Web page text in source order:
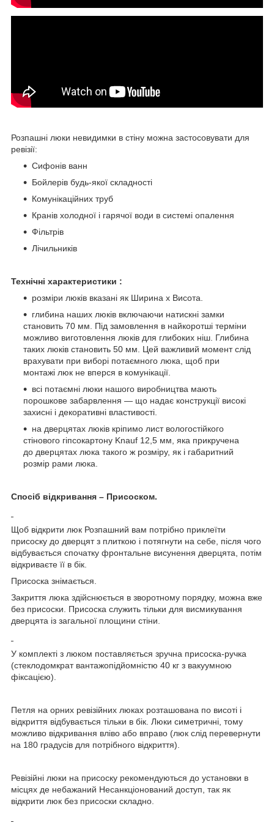
Розпашні люки невидимки в стіну можна застосовувати для
ревізії:
Сифонів ванн
Бойлерів будь-якої складності
Комунікаційних труб
Кранів холодної і гарячої води в системі опалення
Фільтрів
Лічильників
Технічні характеристики :
розміри люків вказані як Ширина х Висота.
глибина наших люків включаючи натискні замки
становить 70 мм. Під замовлення в найкоротші терміни
можливо виготовлення люків для глибоких ніш. Глибина
таких люків становить 50 мм. Цей важливий момент слід
врахувати при виборі потаємного люка, щоб при
монтажі люк не вперся в комунікації.
всі потаємні люки нашого виробництва мають
порошкове забарвлення — що надає конструкції високі
захисні і декоративні властивості.
на дверцятах люків кріпимо лист вологостійкого
стінового гіпсокартону Knauf 12,5 мм, яка прикручена
до дверцятах люка такого ж розміру, як і габаритний
розмір рами люка.
Спосіб відкривання – Присоском.
Щоб відкрити люк Розпашний вам потрібно приклеїти
присоску до дверцят з плиткою і потягнути на себе, після чого
відбувається спочатку фронтальне висунення дверцята, потім
відкриваєте її в бік.
Присоска знімається.
Закриття люка здійснюється в зворотному порядку, можна вже
без присоски. Присоска служить тільки для висмикування
дверцята із загальної площини стіни.
У комплекті з люком поставляється зручна присоска-ручка
(стеклодомкрат вантажопідйомністю 40 кг з вакуумною
фіксацією).
Петля на орних ревізійних люках розташована по висоті і
відкриття відбувається тільки в бік. Люки симетричні, тому
можливо відкривання вліво або вправо (люк слід перевернути
на 180 градусів для потрібного відкриття).
Ревізійні люки на присоску рекомендуються до установки в
місцях де небажаний Несанкціонований доступ, так як
відкрити люк без присоски складно.